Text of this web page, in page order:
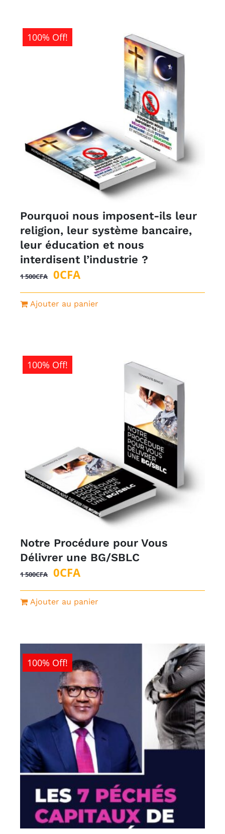
100% Off!
Pourquoi nous imposent-ils leur
religion, leur système bancaire,
leur éducation et nous
interdisent l’industrie ?
1 500CFA
Le
prix
initial
0CFALe
prix
actuel
Ajouter au panier
100% Off!
Notre Procédure pour Vous
Délivrer une BG/SBLC
1 500CFA
Le
prix
initial
500CFA.
0CFALe
prix
actuel
Ajouter au panier
100% Off!